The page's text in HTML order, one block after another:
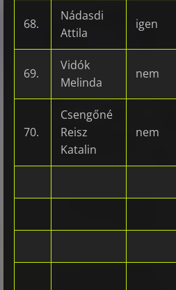
68.
Nádasdi
Attila
igen
69.
Vidók
Melinda
nem
70.
Csengőné
Reisz
Katalin
nem